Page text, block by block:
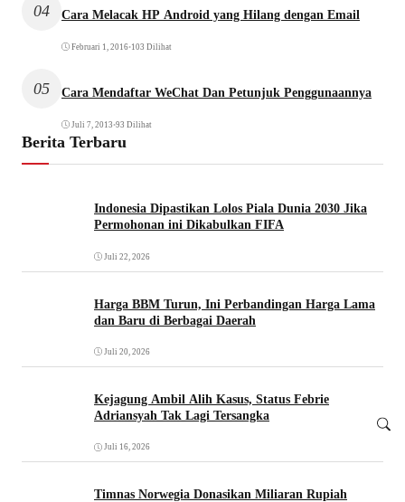
04 Cara Melacak HP Android yang Hilang dengan Email
Februari 1, 2016•103 Dilihat
05 Cara Mendaftar WeChat Dan Petunjuk Penggunaannya
Juli 7, 2013 •93 Dilihat
Berita Terbaru
Indonesia Dipastikan Lolos Piala Dunia 2030 Jika
Permohonan ini Dikabulkan FIFA
Juli 22, 2026
Harga BBM Turun, Ini Perbandingan Harga Lama
dan Baru di Berbagai Daerah
Juli 20, 2026
Kejagung Ambil Alih Kasus, Status Febrie
Adriansyah Tak Lagi Tersangka
Juli 16, 2026
Timnas Norwegia Donasikan Miliaran Rupiah